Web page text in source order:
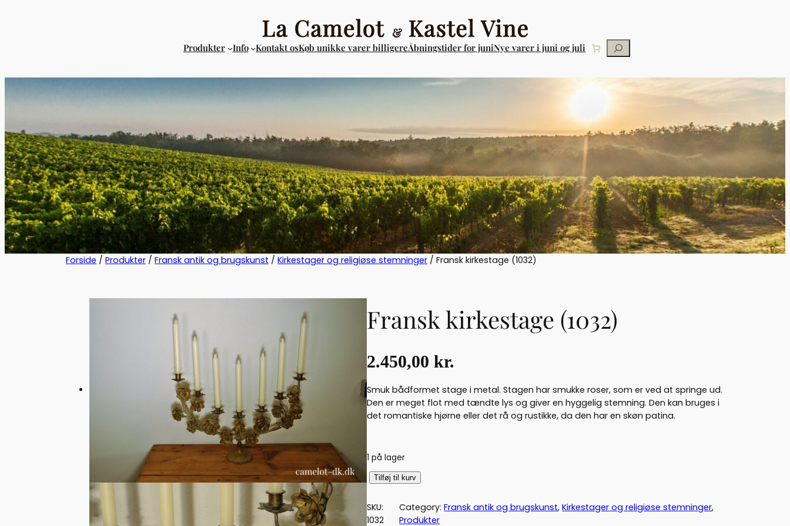
Produkter Info Kontakt osKøb unikke varer billigereÅbningstider for juniNye varer i juni og juli Søg
Forside / Produkter / Fransk antik og brugskunst / Kirkestager og religiøse stemninger / Fransk kirkestage (1032)
Fransk kirkestage (1032)
2.450,00 kr.
Smuk bådformet stage i metal. Stagen har smukke roser, som er ved at springe ud.
Den er meget flot med tændte lys og giver en hyggelig stemning. Den kan bruges i
det romantiske hjørne eller det rå og rustikke, da den har en skøn patina.
1 på lager
F
a
n
Tilføj til kurv
SKU:
1032
Category:Fransk antik og brugskunst, Kirkestager og religiøse stemninger
Produkter